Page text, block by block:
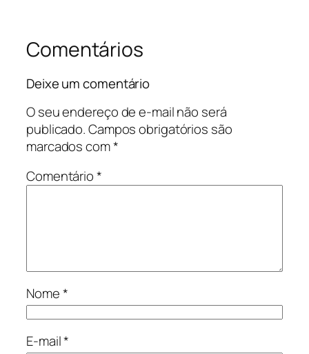
Comentários
Deixe um comentário
O seu endereço de e-mail não será
publicado.Campos obrigatórios são
marcados com*
Comentário*
Nome*
E-mail*